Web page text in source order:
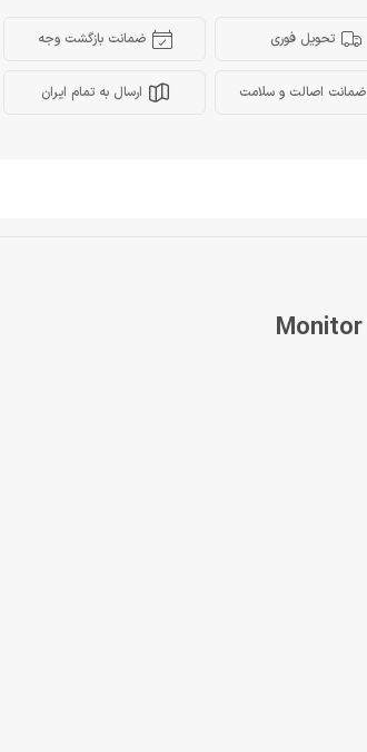
تحویل فوری ضمانت بازگشت وجه
ضمانت اصالت و سلامت ارسال به تمام ایران